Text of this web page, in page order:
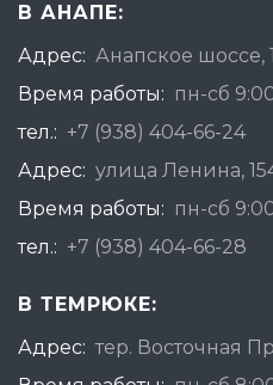
В АНАПЕ:
Адрес: Анапское шоссе,
Время работы: пн-сб
тел.: +7 (938) 404-66-24
Адрес: улица Ленина,
Время работы: пн-сб
тел.: +7 (938) 404-66-28
В ТЕМРЮКЕ:
Адрес: тер. Восточная